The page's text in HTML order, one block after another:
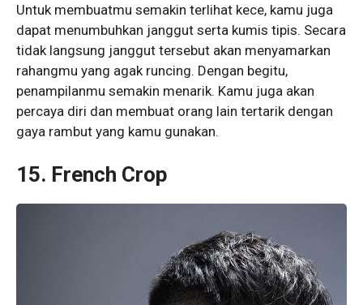
Untuk membuatmu semakin terlihat kece, kamu juga
dapat menumbuhkan janggut serta kumis tipis. Secara
tidak langsung janggut tersebut akan menyamarkan
rahangmu yang agak runcing. Dengan begitu,
penampilanmu semakin menarik. Kamu juga akan
percaya diri dan membuat orang lain tertarik dengan
gaya rambut yang kamu gunakan.
15. French Crop